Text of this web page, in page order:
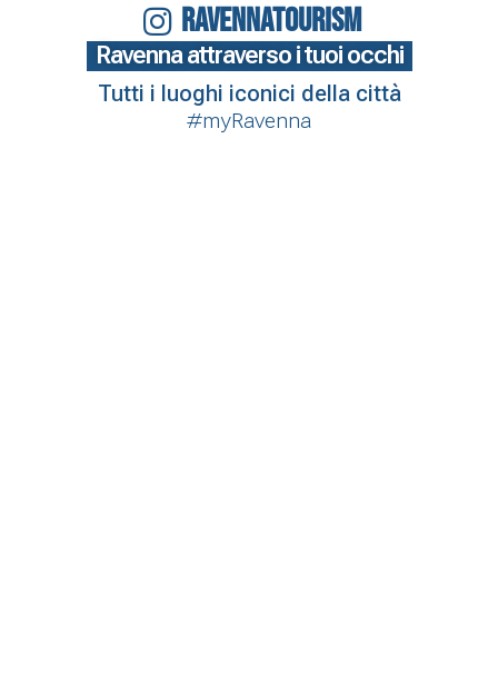
RAVENNATOURISM
Ravenna attraverso i tuoi occhi
Tutti i luoghi iconici della città
#myRavenna